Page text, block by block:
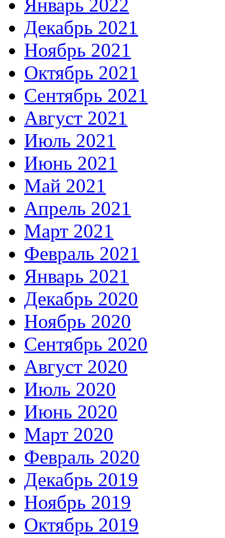
Январь 2022
Декабрь 2021
Ноябрь 2021
Октябрь 2021
Сентябрь 2021
Август 2021
Июль 2021
Июнь 2021
Май 2021
Апрель 2021
Март 2021
Февраль 2021
Январь 2021
Декабрь 2020
Ноябрь 2020
Сентябрь 2020
Август 2020
Июль 2020
Июнь 2020
Март 2020
Февраль 2020
Декабрь 2019
Ноябрь 2019
Октябрь 2019